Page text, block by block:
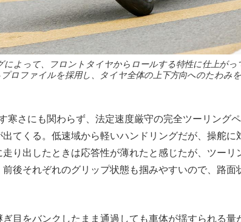
によって、フロントタイヤからロールする特性に仕上がっ
ロファイルを採用し、タイヤ全体の上下方向へのたわみ
寒さにも関わらず、法定速度厳守の完全ツーリング
てくる。低速域から軽いハンドリングだが、操舵に
り出したときは応答性が薄れたと感じたが、ツーリ
後それぞれのグリップ状態も掴みやすいので、路面
目をバンクしたまま通過しても車体が揺すられる